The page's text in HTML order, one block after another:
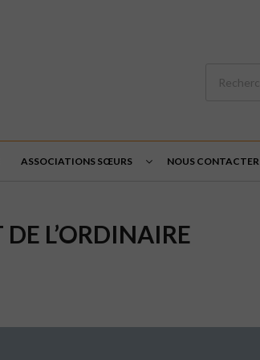
ASSOCIATIONS SŒURS NOUS CONTACTER
L’ORDINAIRE